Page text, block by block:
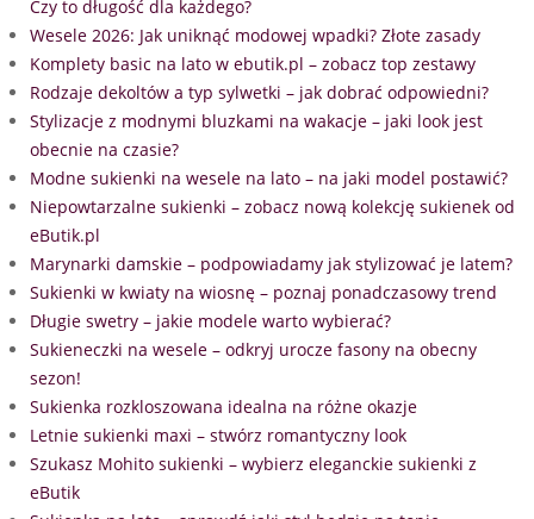
Czy to długość dla każdego?
Wesele 2026: Jak uniknąć modowej wpadki? Złote zasady
Komplety basic na lato w ebutik.pl – zobacz top zestawy
Rodzaje dekoltów a typ sylwetki – jak dobrać odpowiedni?
Stylizacje z modnymi bluzkami na wakacje – jaki look jest
obecnie na czasie?
Modne sukienki na wesele na lato – na jaki model postawić?
Niepowtarzalne sukienki – zobacz nową kolekcję sukienek od
eButik.pl
Marynarki damskie – podpowiadamy jak stylizować je latem?
Sukienki w kwiaty na wiosnę – poznaj ponadczasowy trend
Długie swetry – jakie modele warto wybierać?
Sukieneczki na wesele – odkryj urocze fasony na obecny
sezon!
Sukienka rozkloszowana idealna na różne okazje
Letnie sukienki maxi – stwórz romantyczny look
Szukasz Mohito sukienki – wybierz eleganckie sukienki z
eButik